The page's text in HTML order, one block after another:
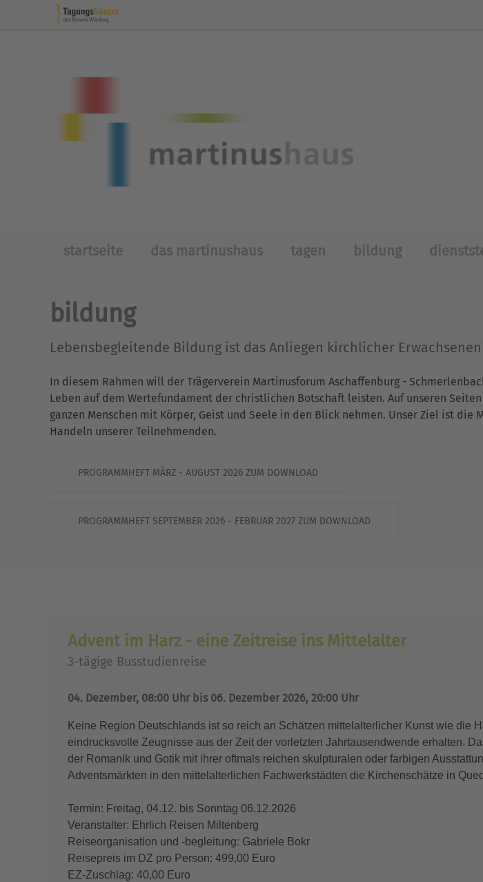
startseite das martinushaus tagen bildung
bildung
Lebensbegleitende Bildung ist das Anliegen kirchlicher
In diesem Rahmen will der Trägerverein Martinusforum Aschaffenburg -
Leben auf dem Wertefundament der christlichen Botschaft leisten. Auf unseren
ganzen Menschen mit Körper, Geist und Seele in den Blick nehmen. Unser Ziel ist die
Handeln unserer Teilnehmenden.
PROGRAMMHEFT MÄRZ - AUGUST 2026 ZUM DOWNLOAD
PROGRAMMHEFT SEPTEMBER 2026 - FEBRUAR 2027 ZUM DOWNLOAD
Advent im Harz - eine Zeitreise ins Mittelalter
3-tägige Busstudienreise
04. Dezember, 08:00 Uhr bis 06. Dezember 2026, 20:00 Uhr
Keine Region Deutschlands ist so reich an Schätzen mittelalterlicher Kunst wie die
eindrucksvolle Zeugnisse aus der Zeit der vorletzten Jahrtausendwende erhalten.
der Romanik und Gotik mit ihrer oftmals reichen skulpturalen oder farbigen
Adventsmärkten in den mittelalterlichen Fachwerkstädten die Kirchenschätze in
Termin: Freitag, 04.12. bis Sonntag 06.12.2026
Veranstalter: Ehrlich Reisen Miltenberg
Reiseorganisation und -begleitung: Gabriele Bokr
Reisepreis im DZ pro Person: 499,00 Euro
EZ-Zuschlag: 40,00 Euro